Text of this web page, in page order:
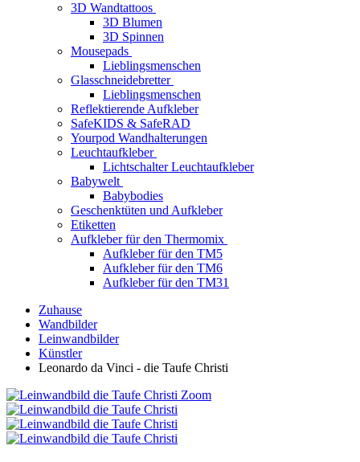
3D Wandtattoos
3D Blumen
3D Spinnen
Mousepads
Lieblingsmenschen
Glasschneidebretter
Lieblingsmenschen
Reflektierende Aufkleber
SafeKIDS & SafeRAD
Yourpod Wandhalterungen
Leuchtaufkleber
Lichtschalter Leuchtaufkleber
Babywelt
Babybodies
Geschenktüten und Aufkleber
Etiketten
Aufkleber für den Thermomix
Aufkleber für den TM5
Aufkleber für den TM6
Aufkleber für den TM31
Zuhause
Wandbilder
Leinwandbilder
Künstler
Leonardo da Vinci - die Taufe Christi
Zoom